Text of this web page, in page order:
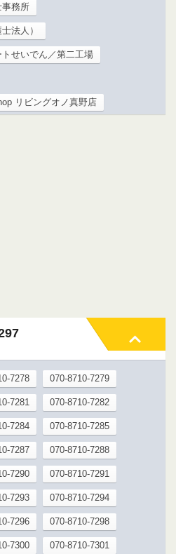
事務所
法人）
せいでん／第二工場
リビングオノ真野店
7278 070-8710-7279
7281 070-8710-7282
7284 070-8710-7285
7287 070-8710-7288
7290 070-8710-7291
7293 070-8710-7294
7296 070-8710-7298
7300 070-8710-7301